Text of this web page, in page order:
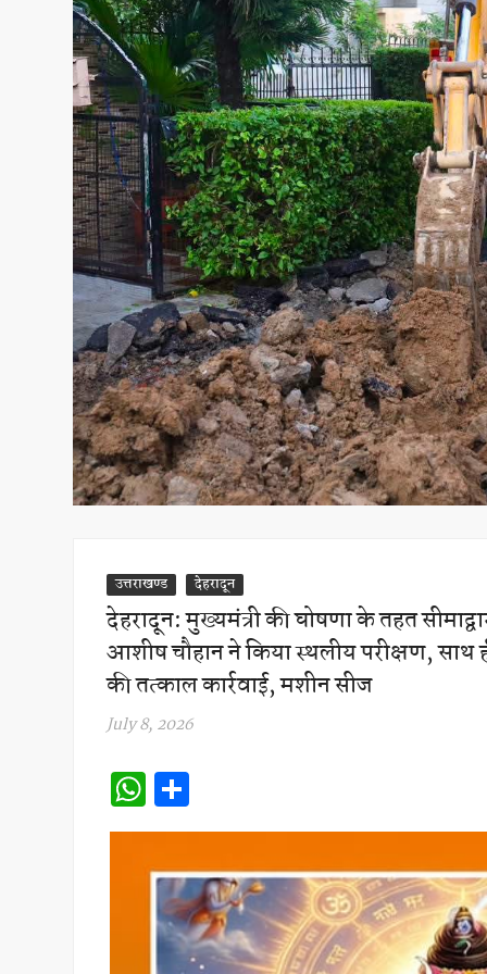
उत्तराखण्ड देहरादून
देहरादून: मुख्यमंत्री की घोषणा के तहत
आशीष चौहान ने किया स्थलीय परीक्षण,
की तत्काल कार्रवाई, मशीन सीज
July 8, 2026
W
h
at
s
A
h
ar
e